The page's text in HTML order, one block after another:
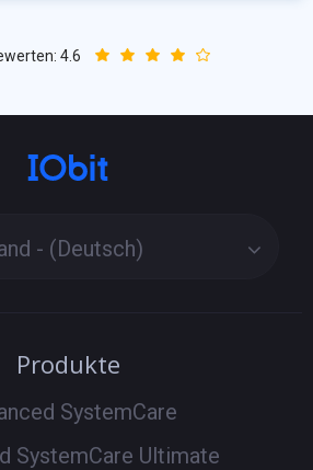
4.6
- (Deutsch)
Produkte
SystemCare
SystemCare Ultimate